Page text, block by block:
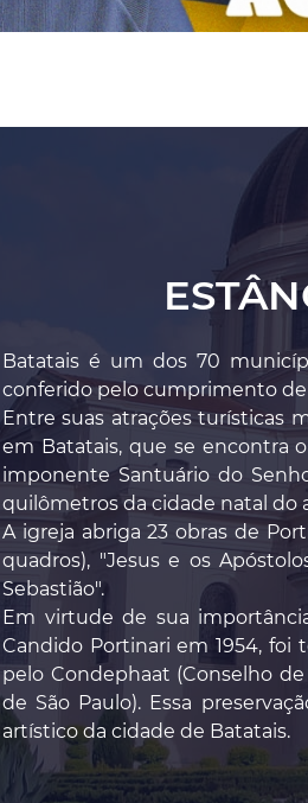
Batatais é um dos 70
conferido pelo cumprimento de
Entre suas atrações turísticas
em Batatais, que se encontra
imponente Santuário do
quilômetros da cidade natal do
A igreja abriga 23 obras de
quadros), "Jesus e os
Sebastião".
Em virtude de sua
Candido Portinari em 1954,
pelo Condephaat (Conselho
de São Paulo). Essa
artístico da cidade de Batatais.